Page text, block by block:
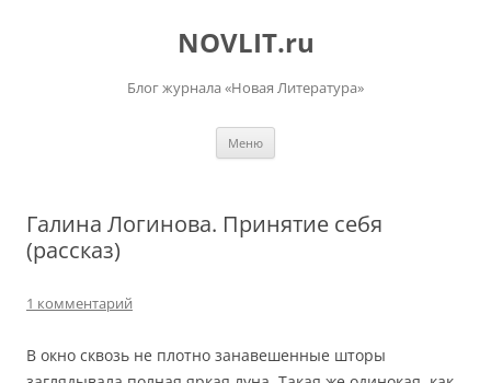
NOVLIT.ru
Блог журнала «Новая Литература»
Меню
Галина Логинова. Принятие себя
(рассказ)
1 комментарий
В окно сквозь не плотно занавешенные шторы